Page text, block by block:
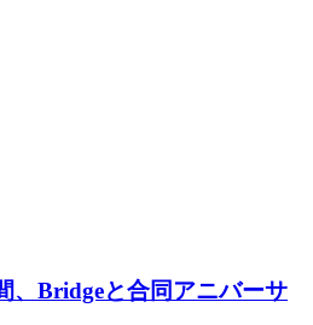
、Bridgeと合同アニバーサ